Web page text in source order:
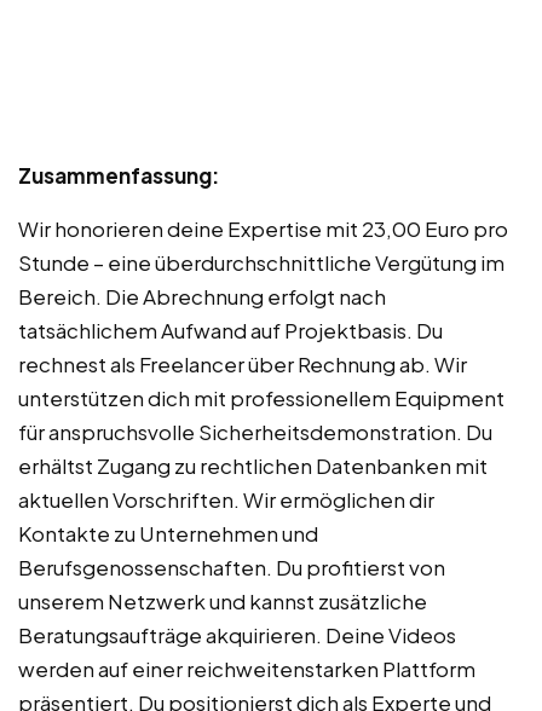
Zusammenfassung:
Wir honorieren deine Expertise mit 23,00 Euro pro
Stunde – eine überdurchschnittliche Vergütung im
Bereich. Die Abrechnung erfolgt nach
tatsächlichem Aufwand auf Projektbasis. Du
rechnest als Freelancer über Rechnung ab. Wir
unterstützen dich mit professionellem Equipment
für anspruchsvolle Sicherheitsdemonstration. Du
erhältst Zugang zu rechtlichen Datenbanken mit
aktuellen Vorschriften. Wir ermöglichen dir
Kontakte zu Unternehmen und
Berufsgenossenschaften. Du profitierst von
unserem Netzwerk und kannst zusätzliche
Beratungsaufträge akquirieren. Deine Videos
werden auf einer reichweitenstarken Plattform
präsentiert. Du positionierst dich als Experte und